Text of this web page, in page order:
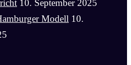
10. September 2025
Modell 10.